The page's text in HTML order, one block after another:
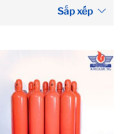
Sắp xếp